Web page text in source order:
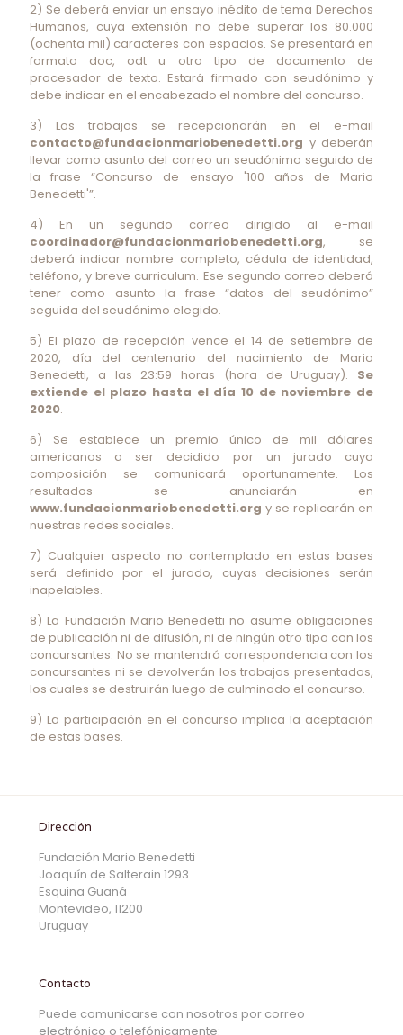
2) Se deberá enviar un ensayo inédito de tema Derechos
Humanos, cuya extensión no debe superar los 80.000
(ochenta mil) caracteres con espacios. Se presentará en
formato doc, odt u otro tipo de documento de
procesador de texto. Estará firmado con seudónimo y
debe indicar en el encabezado el nombre del concurso.
3) Los trabajos se recepcionarán en el e-mail
contacto@fundacionmariobenedetti.org y deberán
llevar como asunto del correo un seudónimo seguido de
la frase “Concurso de ensayo '100 años de Mario
Benedetti'”.
4) En un segundo correo dirigido al e-mail
coordinador@fundacionmariobenedetti.org, se
deberá indicar nombre completo, cédula de identidad,
teléfono, y breve curriculum. Ese segundo correo deberá
tener como asunto la frase “datos del seudónimo”
seguida del seudónimo elegido.
5) El plazo de recepción vence el 14 de setiembre de
2020, día del centenario del nacimiento de Mario
Benedetti, a las 23:59 horas (hora de Uruguay). Se
extiende el plazo hasta el día 10 de noviembre de
2020.
6) Se establece un premio único de mil dólares
americanos a ser decidido por un jurado cuya
composición se comunicará oportunamente. Los
resultados se anunciarán en
www.fundacionmariobenedetti.org y se replicarán en
nuestras redes sociales.
7) Cualquier aspecto no contemplado en estas bases
será definido por el jurado, cuyas decisiones serán
inapelables.
8) La Fundación Mario Benedetti no asume obligaciones
de publicación ni de difusión, ni de ningún otro tipo con los
concursantes. No se mantendrá correspondencia con los
concursantes ni se devolverán los trabajos presentados,
los cuales se destruirán luego de culminado el concurso.
9) La participación en el concurso implica la aceptación
de estas bases.
Dirección
Fundación Mario Benedetti
Joaquín de Salterain 1293
Esquina Guaná
Montevideo, 11200
Uruguay
Contacto
Puede comunicarse con nosotros por correo
electrónico o telefónicamente: